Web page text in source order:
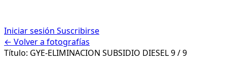
Iniciar sesión Suscribirse
← Volver a fotografías
Título: GYE-ELIMINACION SUBSIDIO DIESEL9 / 9